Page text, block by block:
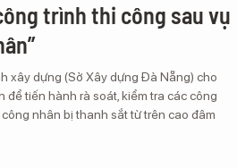
trình thi công sau vụ
xây dựng (Sở Xây dựng Đà Nẵng) cho
tiến hành rà soát, kiểm tra các công
nhân bị thanh sắt từ trên cao đâm